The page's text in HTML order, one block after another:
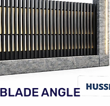
ANGLE